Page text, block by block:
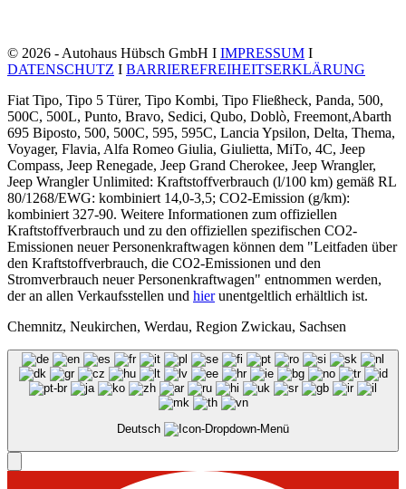
© 2026 - Autohaus Hübsch GmbH I IMPRESSUM I
DATENSCHUTZ I BARRIEREFREIHEITSERKLÄRUNG
Fiat Tipo, Tipo 5 Türer, Tipo Kombi, Tipo Fließheck, Panda, 500,
500C, 500L, Punto, Bravo, Sedici, Qubo, Doblò, Freemont,Abarth
695 Biposto, 500, 500C, 595, 595C, Lancia Ypsilon, Delta, Thema,
Voyager, Flavia, Alfa Romeo Giulia, Giulietta, MiTo, 4C, Jeep
Compass, Jeep Renegade, Jeep Grand Cherokee, Jeep Wrangler,
Jeep Wrangler Unlimited: Kraftstoffverbrauch (l/100 km) gemäß RL
80/1268/EWG: kombiniert 14,0-3,5; CO2-Emission (g/km):
kombiniert 327-90. Weitere Informationen zum offiziellen
Kraftstoffverbrauch und zu den offiziellen spezifischen CO2-
Emissionen neuer Personenkraftwagen können dem "Leitfaden über
den Kraftstoffverbrauch, die CO2-Emissionen und den
Stromverbrauch neuer Personenkraftwagen" entnommen werden,
der an allen Verkaufsstellen und hierunentgeltlich erhältlich ist.
Chemnitz, Neukirchen, Werdau, Region Zwickau, Sachsen
Deutsch